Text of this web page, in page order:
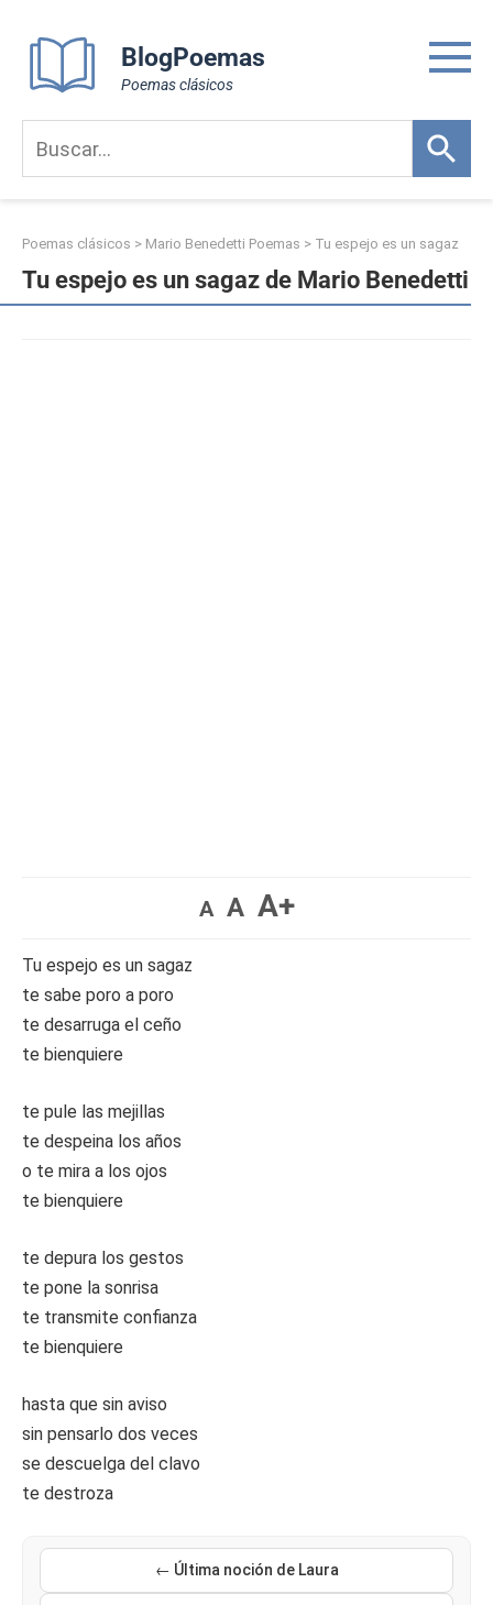
content
BlogPoemas
Poemas clásicos
Poemas clásicos > Mario Benedetti Poemas > Tu espejo es un sagaz
Tu espejo es un sagaz de Mario Benedetti
A A A+
Tu espejo es un sagaz
te sabe poro a poro
te desarruga el ceño
te bienquiere
te pule las mejillas
te despeina los años
o te mira a los ojos
te bienquiere
te depura los gestos
te pone la sonrisa
te transmite confianza
te bienquiere
hasta que sin aviso
sin pensarlo dos veces
se descuelga del clavo
te destroza
← Última noción de Laura